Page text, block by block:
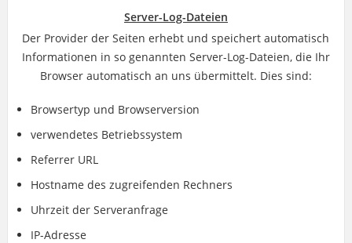
Server-Log-Dateien
Der Provider der Seiten erhebt und speichert automatisch
Informationen in so genannten Server-Log-Dateien, die Ihr
Browser automatisch an uns übermittelt. Dies sind:
Browsertyp und Browserversion
verwendetes Betriebssystem
Referrer URL
Hostname des zugreifenden Rechners
Uhrzeit der Serveranfrage
IP-Adresse